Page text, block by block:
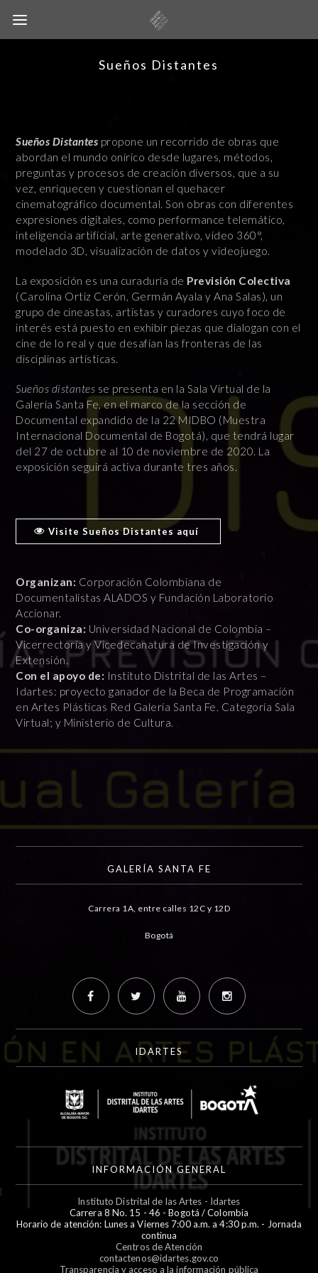
Sueños Distantes
Sueños Distantes propone un recorrido de obras que
abordan el mundo onírico desde lugares, métodos,
preguntas y procesos de creación diversos, que a su
vez, enriquecen y cuestionan el quehacer
cinematográfico documental. Son obras con diferentes
expresiones digitales, como performance telemático,
inteligencia artificial, arte generativo, video 360°,
modelado 3D, visualización de datos y videojuego.
La exposición es una curaduría de Previsión Colectiva
(Carolina Ortiz Cerón, Germán Ayala y Ana Salas), un
grupo de cineastas, artistas y curadores cuyo foco de
interés está puesto en exhibir piezas que dialogan con el
cine de lo real y que desafían las fronteras de las
disciplinas artísticas.
Sueños distantes se presenta en la Sala Virtual de la
Galería Santa Fe, en el marco de la sección de
Documental expandido de la 22 MIDBO (Muestra
Internacional Documental de Bogotá), que tendrá lugar
del 27 de octubre al 10 de noviembre de 2020. La
exposición seguirá activa durante tres años.
Visite Sueños Distantes aquí
Organizan: Corporación Colombiana de
Documentalistas ALADOS y Fundación Laboratorio
Accionar.
Co-organiza: Universidad Nacional de Colombia –
Vicerrectoría y Vicedecanatura de Investigación y
Extensión.
Con el apoyo de: Instituto Distrital de las Artes –
Idartes: proyecto ganador de la Beca de Programación
en Artes Plásticas Red Galería Santa Fe. Categoría Sala
Virtual; y Ministerio de Cultura.
GALERÍA SANTA FE
Carrera 1A, entre calles 12C y 12D
Bogotá
IDARTES
INFORMACIÓN GENERAL
Instituto Distrital de las Artes - Idartes
Carrera 8 No. 15 - 46 - Bogotá / Colombia
Horario de atención: Lunes a Viernes 7:00 a.m. a 4:30 p.m. - Jornada
continua
Centros de Atención
contactenos@idartes.gov.co
Transparencia y acceso a la información pública